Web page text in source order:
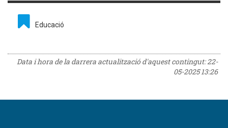
Educació
Data i hora de la darrera actualització d'aquest contingut:22-
05-2025 13:26